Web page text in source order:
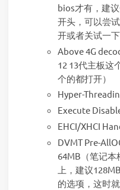
bios才有，建
开头，可以尝
开或者关试一下
Above 4G
12 13代主板这
个的都打开）
Hyper-
Execute
EHCI/XHCI
DVMT Pre-
64MB（笔记本
上，建议
的选项，这时